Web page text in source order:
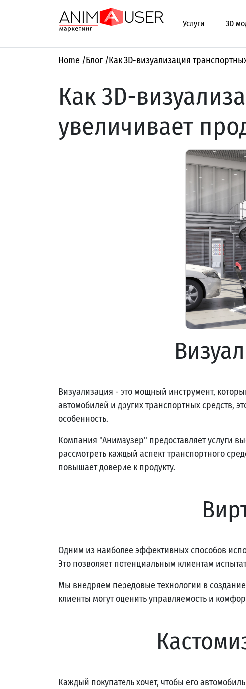
Услуги 3D
Home /Блог /Как 3D-визуализация
Как 3D-
увеличивает
Визуализация - это мощный инструмент,
автомобилей и других транспортных средств,
особенность.
Компания "Анимаузер" предоставляет услуги
рассмотреть каждый аспект транспортного
повышает доверие к продукту.
Одним из наиболее эффективных способов
Это позволяет потенциальным клиентам
Мы внедряем передовые технологии в
клиенты могут оценить управляемость и
Каждый покупатель хочет, чтобы его